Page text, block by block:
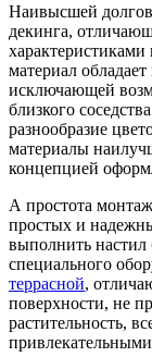
Наивысшей
декинга,
материал
исключающей
близкого
разнообразие
материалы
концепцией
А простота
простых и
выполнить настил
специального
террасной,
поверхности, не
растительность,